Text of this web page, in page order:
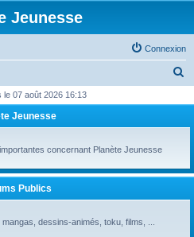
Jeunesse
Connexion
h
r
le 07 août 2026 16:13
Jeunesse
concernant Planète Jeunesse
Publics
dessins-animés, toku, films, ...